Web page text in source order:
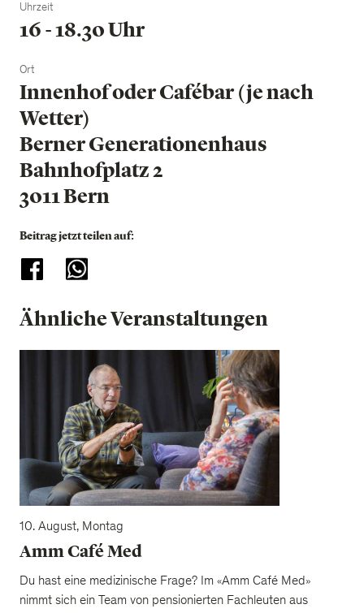
Uhrzeit
16 - 18.30 Uhr
Ort
Innenhof oder Cafébar (je nach
Wetter)
Berner Generationenhaus
Bahnhofplatz 2
3011 Bern
Beitrag jetzt teilen auf:
Ähnliche Veranstaltungen
10. August, Montag
Amm Café Med
Du hast eine medizinische Frage? Im «Amm Café Med»
nimmt sich ein Team von pensionierten Fachleuten aus